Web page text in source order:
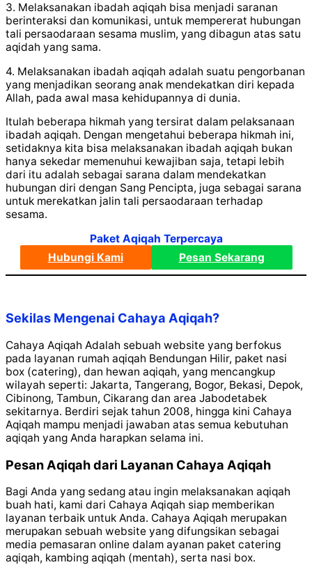
3. Melaksanakan ibadah aqiqah bisa menjadi saranan
berinteraksi dan komunikasi, untuk mempererat hubungan
tali persaodaraan sesama muslim, yang dibagun atas satu
aqidah yang sama.
4. Melaksanakan ibadah aqiqah adalah suatu pengorbanan
yang menjadikan seorang anak mendekatkan diri kepada
Allah, pada awal masa kehidupannya di dunia.
Itulah beberapa hikmah yang tersirat dalam pelaksanaan
ibadah aqiqah. Dengan mengetahui beberapa hikmah ini,
setidaknya kita bisa melaksanakan ibadah aqiqah bukan
hanya sekedar memenuhui kewajiban saja, tetapi lebih
dari itu adalah sebagai sarana dalam mendekatkan
hubungan diri dengan Sang Pencipta, juga sebagai sarana
untuk merekatkan jalin tali persaodaraan terhadap
sesama.
Paket Aqiqah Terpercaya
Hubungi Kami
Pesan Sekarang
Sekilas Mengenai Cahaya Aqiqah?
Cahaya Aqiqah Adalah sebuah website yang berfokus
pada layanan rumah aqiqah Bendungan Hilir, paket nasi
box (catering), dan hewan aqiqah, yang mencangkup
wilayah seperti: Jakarta, Tangerang, Bogor, Bekasi, Depok,
Cibinong, Tambun, Cikarang dan area Jabodetabek
sekitarnya. Berdiri sejak tahun 2008, hingga kini Cahaya
Aqiqah mampu menjadi jawaban atas semua kebutuhan
aqiqah yang Anda harapkan selama ini.
Pesan Aqiqah dari Layanan Cahaya Aqiqah
Bagi Anda yang sedang atau ingin melaksanakan aqiqah
buah hati, kami dari Cahaya Aqiqah siap memberikan
layanan terbaik untuk Anda. Cahaya Aqiqah merupakan
merupakan sebuah website yang difungsikan sebagai
media pemasaran online dalam ayanan paket catering
aqiqah, kambing aqiqah (mentah), serta nasi box.